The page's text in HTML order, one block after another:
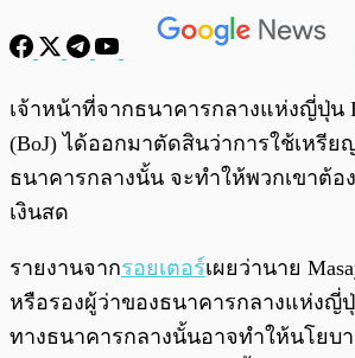
พร้อมเล่น
เจ้าหน้าที่จากธนาคารกลางแห่งญี่ปุ่น
(BoJ) ได้ออกมาตัดสินว่าการใช้เหรีย
ธนาคารกลางนั้น จะทำให้พวกเขาต้อ
เงินสด
รายงานจากรอยเตอร์เผยว่านาย
หรือรองผู้ว่าของธนาคารกลางแห่งญี่
ทางธนาคารกลางนั้นอาจทำให้นโยบ